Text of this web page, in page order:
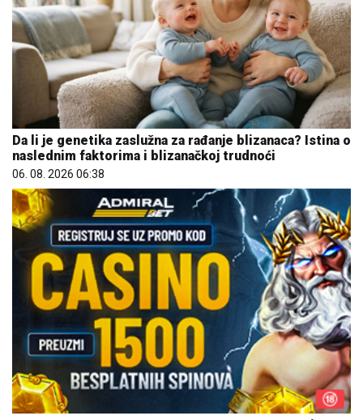
Da li je genetika zaslužna za rađanje blizanaca? Istina o
naslednim faktorima i blizanačkoj trudnoći
06. 08. 2026 06:38